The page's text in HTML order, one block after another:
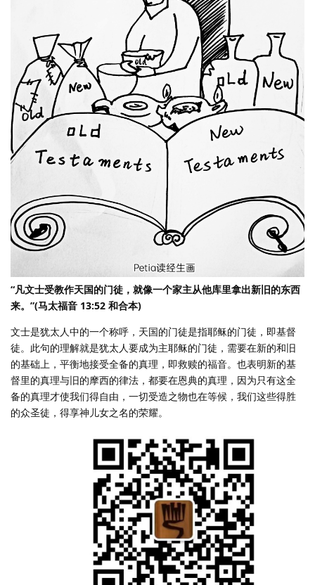
“凡文士受教作天国的门徒，就像一个家主从他库里拿出新旧的东西
来。”(马太福音 13:52 和合本)
文士是犹太人中的一个称呼，天国的门徒是指耶稣的门徒，即基督
徒。此句的理解就是犹太人要成为主耶稣的门徒，需要在新的和旧
的基础上，平衡地接受全备的真理，即救赎的福音。也表明新的基
督里的真理与旧的摩西的律法，都要在恩典的真理，因为只有这全
备的真理才使我们得自由，一切受造之物也在等候，我们这些得胜
的众圣徒，得享神儿女之名的荣耀。